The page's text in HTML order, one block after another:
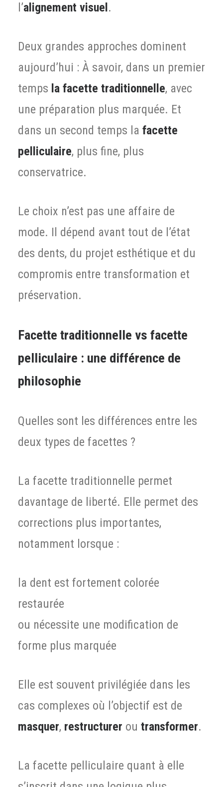
l’alignement visuel .
Deux grandes approches dominent
aujourd’hui : À savoir, dans un premier
temps la facette traditionnelle, avec
une préparation plus marquée. Et
dans un second temps la facette
pelliculaire, plus fine, plus
conservatrice.
Le choix n’est pas une affaire de
mode. Il dépend avant tout de l’état
des dents, du projet esthétique et du
compromis entre transformation et
préservation.
Facette traditionnelle vs facette
pelliculaire : une différence de
philosophie
Quelles sont les différences entre les
deux types de facettes ?
La facette traditionnelle permet
davantage de liberté. Elle permet des
corrections plus importantes,
notamment lorsque :
la dent est fortement colorée
restaurée
ou nécessite une modification de
forme plus marquée
Elle est souvent privilégiée dans les
cas complexes où l’objectif est de
masquer, restructurer ou transformer.
La facette pelliculaire quant à elle